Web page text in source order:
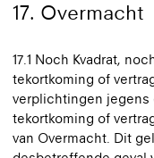
17. Overmacht
17.1 Noch Kvadrat,
tekortkoming of
verplichtingen jegens
tekortkoming of
van Overmacht. Dit